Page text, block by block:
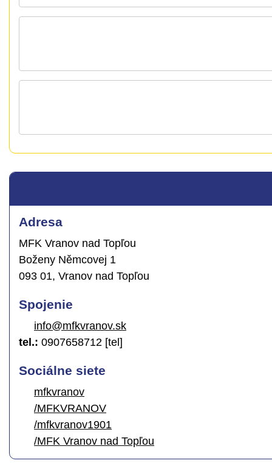
Adresa
MFK Vranov nad Topľou
Boženy Němcovej 1
093 01, Vranov nad Topľou
Spojenie
info@mfkvranov.sk
tel.: 0907658712 [tel]
Sociálne siete
mfkvranov
/MFKVRANOV
/mfkvranov1901
/MFK Vranov nad Topľou